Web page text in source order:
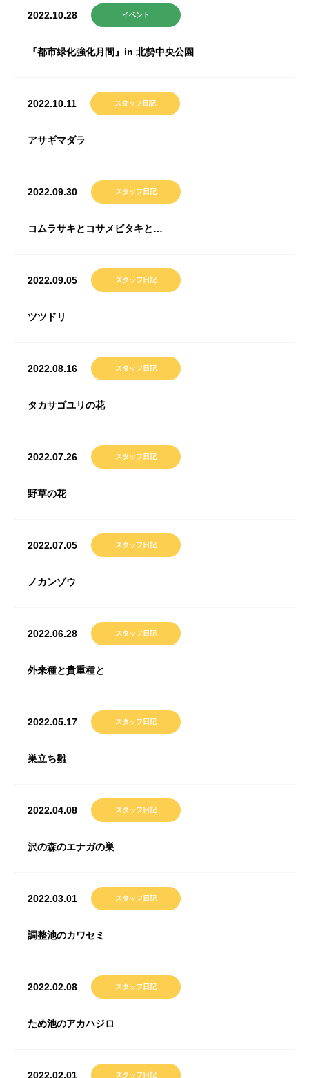
2022.10.28 イベント
『都市緑化強化月間』in 北勢中央公園
2022.10.11 スタッフ日記
アサギマダラ
2022.09.30 スタッフ日記
コムラサキとコサメビタキと…
2022.09.05 スタッフ日記
ツツドリ
2022.08.16 スタッフ日記
タカサゴユリの花
2022.07.26 スタッフ日記
野草の花
2022.07.05 スタッフ日記
ノカンゾウ
2022.06.28 スタッフ日記
外来種と貴重種と
2022.05.17 スタッフ日記
巣立ち雛
2022.04.08 スタッフ日記
沢の森のエナガの巣
2022.03.01 スタッフ日記
調整池のカワセミ
2022.02.08 スタッフ日記
ため池のアカハジロ
2022.02.01 スタッフ日記